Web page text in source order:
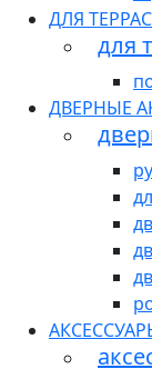
ДЛЯ
для
ДВЕРНЫЕ